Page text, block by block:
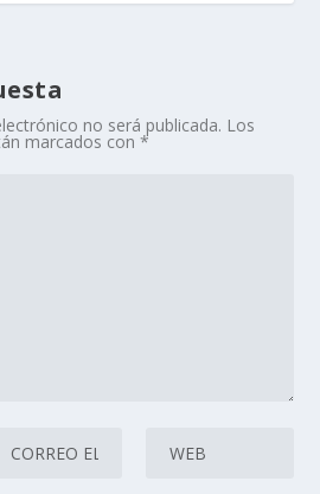
no será publicada. Los
marcados con*